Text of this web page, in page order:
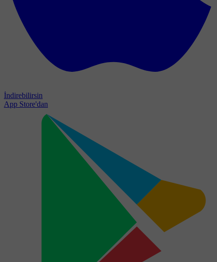
İndirebilirsin
App Store'dan